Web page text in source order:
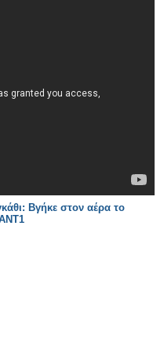
Βγήκε στον αέρα το